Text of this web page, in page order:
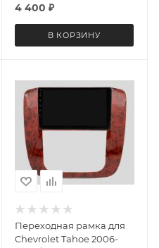
4 400 ₽
В КОРЗИНУ
Переходная рамка для
Chevrolet Tahoe 2006-